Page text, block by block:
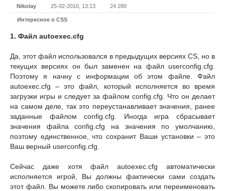
Nikolay 25-02-2010, 13:13 24 280
Интересное о CSS
1. Файл autoexec.cfg
Да, этот файл использовался в предыдущих версиях CS, но в
текущих версиях он был заменен на файл userconfig.cfg.
Поэтому я начну с информации об этом файле. Файл
autoexec.cfg – это файл, который исполняется во время
загрузки игры и следует за файлом config.cfg. Что он делает
на самом деле, так это переустанавливает значения, ранее
заданные файлом config.cfg. Иногда игра сбрасывает
значения файла config.cfg на значения по умолчанию,
поэтому единственное, что сохранит Ваши установки – это
Ваш верный userconfig.cfg.
Сейчас даже хотя файл autoexec.cfg автоматически
исполняется игрой, Вы должны фактически сами создать
этот файл. Вы можете либо скопировать или переименовать